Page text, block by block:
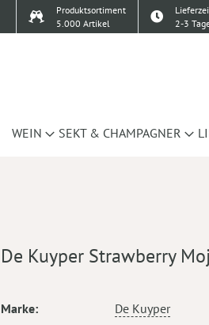
Produktsortiment
5.000 Artikel
2-3
WEIN SEKT & CHAMPAGNER
De Kuyper Strawberry
Mehr
Marke
De Kuyper